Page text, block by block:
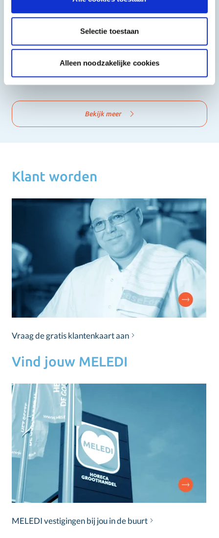
Selectie toestaan
Alleen noodzakelijke cookies
Shoarma, Kebab & Grill Fast Food
Bekijk meer
Klant worden
Vraag de gratis klantenkaart aan
Vind jouw MELEDI
MELEDI vestigingen bij jou in de buurt